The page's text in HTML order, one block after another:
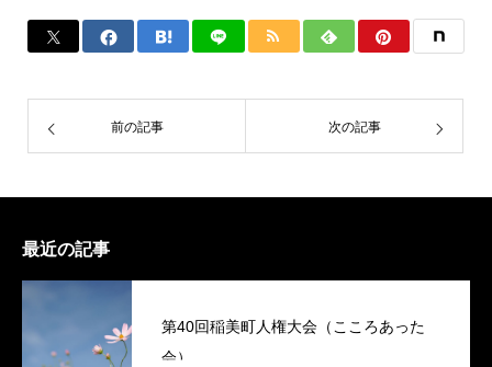
前の記事 次の記事
最近の記事
第40回稲美町人権大会（こころあった
会）